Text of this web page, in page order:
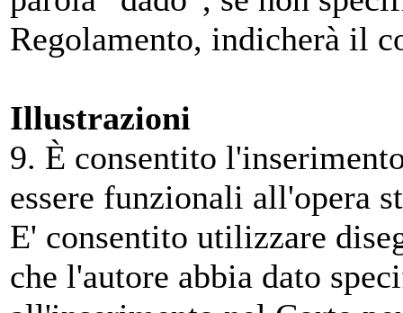
Regolamento, indicherà il
Illustrazioni
9. È consentito
essere funzionali all'opera
E' consentito utilizzare
che l'autore abbia dato